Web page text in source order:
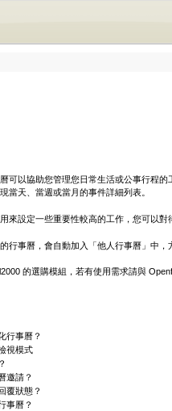
可以協助您管理您日常生活或公事行程
當天、當週或當月的事件詳細列表。
來設定一些重要性較高的工作，您可以對
行事曆，會自動加入「他人行事曆」中，
的選購模組，若有使用需求請與
行事曆？
視模式
邀請？
覆狀態？
事曆？